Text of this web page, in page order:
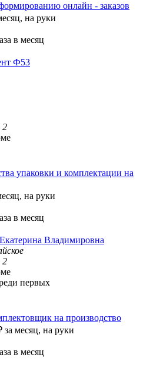
онлайн - заказов
на руки
в месяц
Ф53
2
упаковки и комплектации на
на руки
в месяц
Владимировна
2
первых
на производство
за месяц, на руки
в месяц